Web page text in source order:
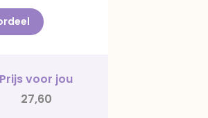
Prijs voor jou
27,60